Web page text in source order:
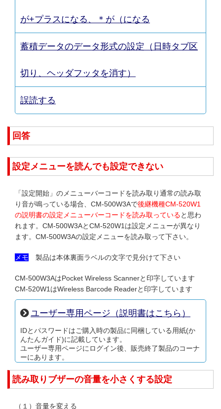
が+プラスになる、＊が（になる
蓄積データのデータ形式の設定（日時タブ区
切り、ヘッダフッタを消す）
誤読する
回答
設定メニューを読んでも設定できない
「設定開始」のメニューバーコードを読み取り通常の読み取
り音が鳴っている場合、CM-500W3Aで後継機種CM-520W1
の説明書の設定メニューバーコードを読み取っていると思わ
れます。CM-500W3AとCM-520W1は設定メニューが異なり
ます。CM-500W3Aの設定メニューを読み取って下さい。
メモ 製品は本体裏面ラベルの文字で見分けて下さい
CM-500W3AはPocket Wireless Scannerと印字しています
CM-520W1はWireless Barcode Readerと印字しています
ユーザー専用ページ（説明書はこちら）
IDとパスワードはご購入時の製品に同梱している用紙(か
んたんガイド)に記載しています。
ユーザー専用ページにログイン後、販売終了製品のコーナ
ーにあります。
読み取りブザーの音量を小さくする設定
（１）音量を変える